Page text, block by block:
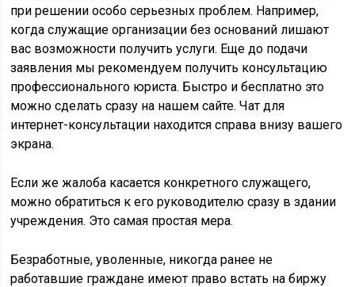
при решении особо серьезных проблем. Например,
когда служащие организации без оснований лишают
вас возможности получить услуги. Еще до подачи
заявления мы рекомендуем получить консультацию
профессионального юриста. Быстро и бесплатно это
можно сделать сразу на нашем сайте. Чат для
интернет-консультации находится справа внизу вашего
экрана.
Если же жалоба касается конкретного служащего,
можно обратиться к его руководителю сразу в здании
учреждения. Это самая простая мера.
Безработные, уволенные, никогда ранее не
работавшие граждане имеют право встать на биржу